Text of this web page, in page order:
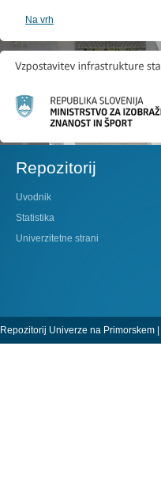
Na vrh
Repozitorij
Uvodnik
Statistika
Univerzitetne strani
Repozitorij Univerze na Primorskem |